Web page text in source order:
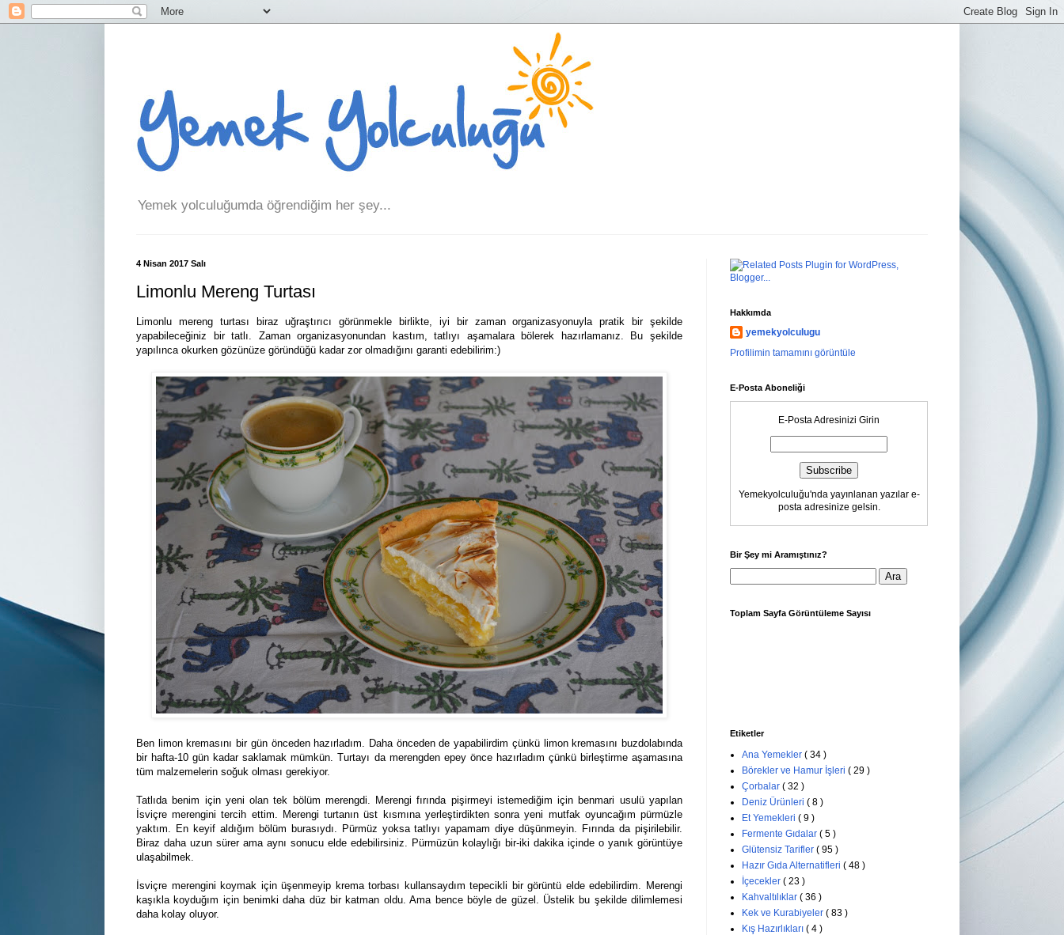
Yemek yolculuğumda öğrendiğim her şey...
4 Nisan 2017 Salı
Limonlu Mereng Turtası
Limonlu mereng turtası biraz uğraştırıcı görünmekle birlikte, iyi bir zaman organizasyonuyla pratik bir şekilde
yapabileceğiniz bir tatlı. Zaman organizasyonundan kastım, tatlıyı aşamalara bölerek hazırlamanız. Bu şekilde
yapılınca okurken gözünüze göründüğü kadar zor olmadığını garanti edebilirim:)
Ben limon kremasını bir gün önceden hazırladım. Daha önceden de yapabilirdim çünkü limon kremasını buzdolabında
bir hafta-10 gün kadar saklamak mümkün. Turtayı da merengden epey önce hazırladım çünkü birleştirme aşamasına
tüm malzemelerin soğuk olması gerekiyor.
Tatlıda benim için yeni olan tek bölüm merengdi. Merengi fırında pişirmeyi istemediğim için benmari usulü yapılan
İsviçre merengini tercih ettim. Merengi turtanın üst kısmına yerleştirdikten sonra yeni mutfak oyuncağım pürmüzle
yaktım. En keyif aldığım bölüm burasıydı. Pürmüz yoksa tatlıyı yapamam diye düşünmeyin. Fırında da pişirilebilir.
Biraz daha uzun sürer ama aynı sonucu elde edebilirsiniz. Pürmüzün kolaylığı bir-iki dakika içinde o yanık görüntüye
ulaşabilmek.
İsviçre merengini koymak için üşenmeyip krema torbası kullansaydım tepecikli bir görüntü elde edebilirdim. Merengi
kaşıkla koyduğım için benimki daha düz bir katman oldu. Ama bence böyle de güzel. Üstelik bu şekilde dilimlemesi
daha kolay oluyor.
Hakkımda
yemekyolculugu
Profilimin tamamını görüntüle
E-Posta Aboneliği
E-Posta Adresinizi Girin
Yemekyolculuğu'nda yayınlanan yazılar e-
posta adresinize gelsin.
Bir Şey mi Aramıştınız?
Toplam Sayfa Görüntüleme Sayısı
Etiketler
Ana Yemekler ( 34 )
Börekler ve Hamur İşleri ( 29 )
Çorbalar ( 32 )
Deniz Ürünleri ( 8 )
Et Yemekleri ( 9 )
Fermente Gıdalar ( 5 )
Glütensiz Tarifler ( 95 )
Hazır Gıda Alternatifleri ( 48 )
İçecekler ( 23 )
Kahvaltılıklar ( 36 )
Kek ve Kurabiyeler ( 83 )
Kış Hazırlıkları ( 4 )